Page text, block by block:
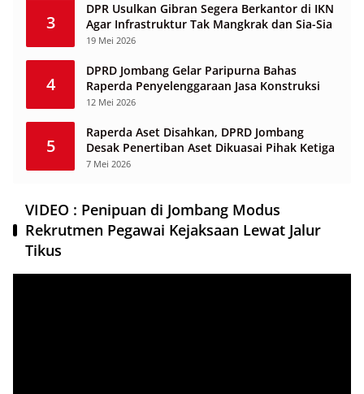
3
DPR Usulkan Gibran Segera Berkantor di IKN
Agar Infrastruktur Tak Mangkrak dan Sia-Sia
19 Mei 2026
4
DPRD Jombang Gelar Paripurna Bahas
Raperda Penyelenggaraan Jasa Konstruksi
12 Mei 2026
5
Raperda Aset Disahkan, DPRD Jombang
Desak Penertiban Aset Dikuasai Pihak Ketiga
7 Mei 2026
VIDEO : Penipuan di Jombang Modus
Rekrutmen Pegawai Kejaksaan Lewat Jalur
Tikus